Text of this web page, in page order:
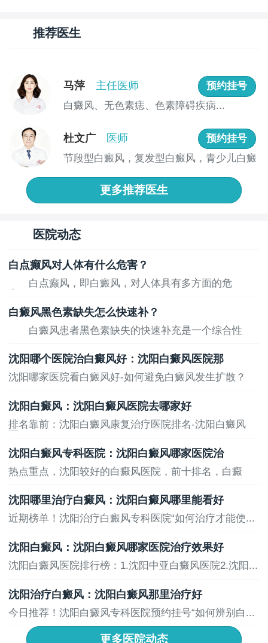
推荐医生
马萍 主任医师
预约挂号
白癜风、无色素痣、色素障碍疾病...
杜文广 医师
预约挂号
节段型白癜风，复发型白癜风，青少儿白癜
更多推荐医生
医院动态
白点癫风对人体有什么危害？
白点癫风，即白癜风，对人体具有多方面的危
白癜风黑色素缺失怎么快速补？
白癜风患者黑色素缺失的快速补充是一个综合性
沈阳哪个医院治白癜风好：沈阳白癜风医院那
沈阳哪家医院看白癜风好-如何避免白癜风发生扩散？
沈阳白癜风：沈阳白癜风医院去哪家好
排名靠前：沈阳白癜风康复治疗医院排名-沈阳白癜风
沈阳白癜风专科医院：沈阳白癜风哪家医院治
热点重点，沈阳较好的白癜风医院，前十排名，白癜
沈阳哪里治疗白癜风：沈阳白癜风哪里能看好
近期榜单！沈阳治疗白癜风专科医院“如何治疗才能使...
沈阳白癜风：沈阳白癜风哪家医院治疗效果好
沈阳白癜风医院排行榜：1.沈阳中亚白癜风医院2.沈阳...
沈阳治疗白癜风：沈阳白癜风那里治疗好
今日推荐！沈阳白癜风专科医院预约挂号“如何辨别白...
更多医院动态